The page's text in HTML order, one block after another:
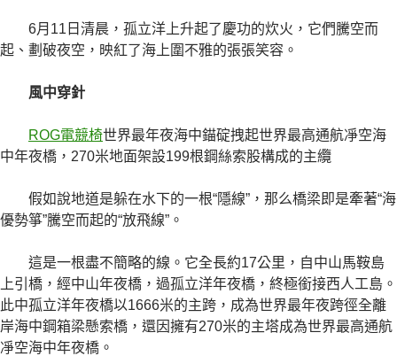
6月11日清晨，孤立洋上升起了慶功的炊火，它們騰空而
起、劃破夜空，映紅了海上圍不雅的張張笑容。
風中穿針
ROG電競椅世界最年夜海中錨碇拽起世界最高通航凈空海
中年夜橋，270米地面架設199根鋼絲索股構成的主纜
假如說地道是躲在水下的一根“隱線”，那么橋梁即是牽著“海
優勢箏”騰空而起的“放飛線”。
這是一根盡不簡略的線。它全長約17公里，自中山馬鞍島
上引橋，經中山年夜橋，過孤立洋年夜橋，終極銜接西人工島。
此中孤立洋年夜橋以1666米的主跨，成為世界最年夜跨徑全離
岸海中鋼箱梁懸索橋，還因擁有270米的主塔成為世界最高通航
凈空海中年夜橋。